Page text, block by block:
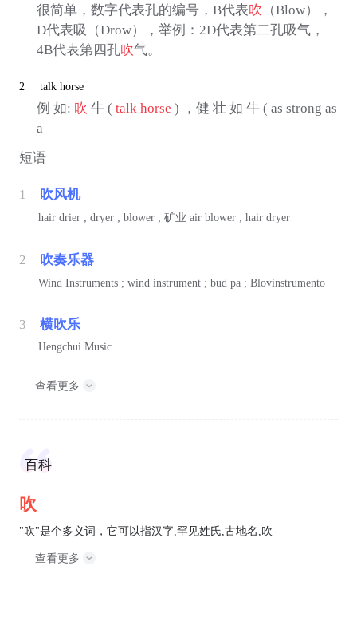
很简单，数字代表孔的编号，B代表吹 （Blow），
D代表吸（Drow），举例：2D代表第二孔吸气，
4B代表第四孔吹气。
2 talk horse
例 如: 吹 牛 ( talk horse ) ，健 壮 如 牛 ( as strong as
a
短语
1 吹风机
hair drier ; dryer ; blower ; 矿业 air blower ; hair dryer
2 吹奏乐器
Wind Instruments ; wind instrument ; bud pa ; Blovinstrumento
3 横吹乐
Hengchui Music
查看更多
百科
吹
"吹"是个多义词，它可以指汉字,罕见姓氏,古地名,吹
查看更多